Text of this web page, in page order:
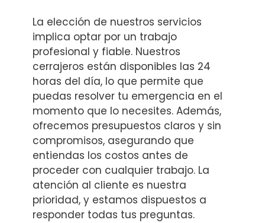
La elección de nuestros servicios
implica optar por un trabajo
profesional y fiable. Nuestros
cerrajeros están disponibles las 24
horas del día, lo que permite que
puedas resolver tu emergencia en el
momento que lo necesites. Además,
ofrecemos presupuestos claros y sin
compromisos, asegurando que
entiendas los costos antes de
proceder con cualquier trabajo. La
atención al cliente es nuestra
prioridad, y estamos dispuestos a
responder todas tus preguntas.